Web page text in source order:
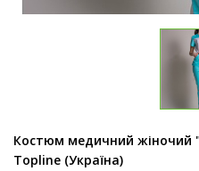
Костюм медичний жіночий
Topline (Україна)